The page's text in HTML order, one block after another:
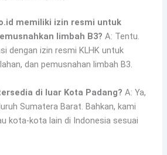
memiliki izin resmi untuk
limbah B3? A: Tentu.
dengan izin resmi KLHK untuk
dan pemusnahan limbah B3.
di luar Kota Padang? A: Ya,
Sumatera Barat. Bahkan, kami
kota-kota lain di Indonesia sesuai